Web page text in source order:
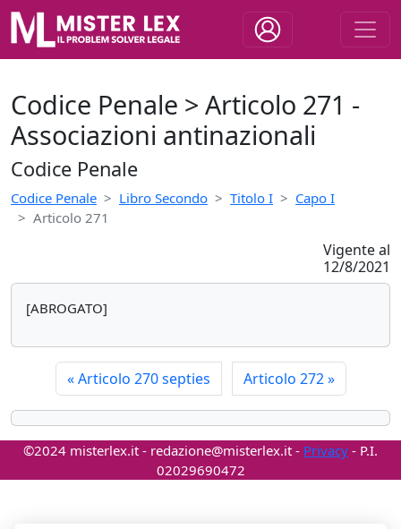
Codice Penale > Articolo 271 -
Associazioni antinazionali
Codice Penale
Codice Penale Libro Secondo Titolo I
Capo I
Articolo 271
Vigente al
12/8/2021
[ABROGATO]
«Articolo 270 septies Articolo 272»
©2024 misterlex.it - redazione@misterlex.it - Privacy - P.I.
02029690472